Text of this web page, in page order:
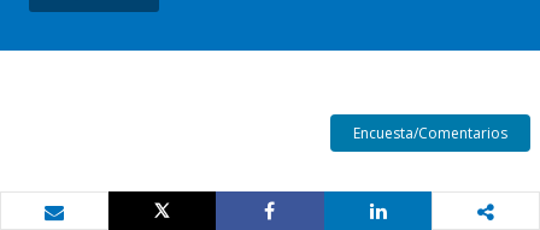
Encuesta/Comentarios